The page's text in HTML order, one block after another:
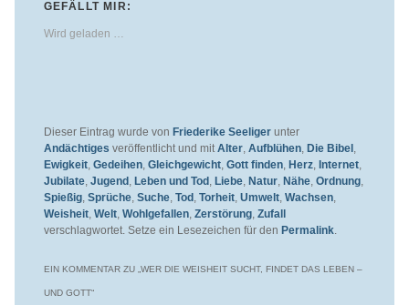
GEFÄLLT MIR:
Wird geladen …
Dieser Eintrag wurde von Friederike Seeligerunter
Andächtiges veröffentlicht und mit Alter, Aufblühen, Die Bibel,
Ewigkeit, Gedeihen, Gleichgewicht, Gott finden, Herz, Internet,
Jubilate, Jugend, Leben und Tod, Liebe, Natur, Nähe, Ordnung,
Spießig, Sprüche, Suche, Tod, Torheit, Umwelt, Wachsen,
Weisheit, Welt, Wohlgefallen, Zerstörung, Zufall
verschlagwortet. Setze ein Lesezeichen für den Permalink.
EIN KOMMENTAR ZU „ WER DIE WEISHEIT SUCHT, FINDET DAS LEBEN –
UND GOTT“